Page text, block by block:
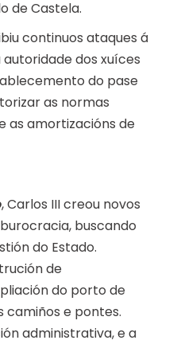
de Castela.
continuos ataques á
autoridade dos xuíces
do pase
as normas
as amortizacións de
, Carlos III creou novos
buscando
do Estado.
de
do porto de
camiños e pontes.
administrativa, e a